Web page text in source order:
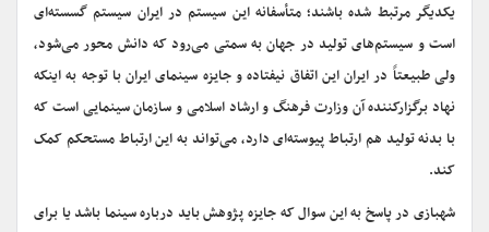
یکدیگر مرتبط شده باشند؛ متأسفانه این سیستم در ایران سیستم گسسته‌ای
است و سیستم‌های تولید در جهان به سمتی می‌رود که دانش محور می‌شود،
ولی طبیعتاً در ایران این اتفاق نیفتاده و جایزه سینمای ایران با توجه به اینکه
نهاد برگزارکننده آن وزارت فرهنگ و ارشاد اسلامی و سازمان سینمایی است که
با بدنه تولید هم ارتباط پیوسته‌ای دارد، می‌تواند به این ارتباط مستحکم کمک
کند.
شهبازی در پاسخ به این سوال که جایزه پژوهش باید درباره سینما باشد یا برای